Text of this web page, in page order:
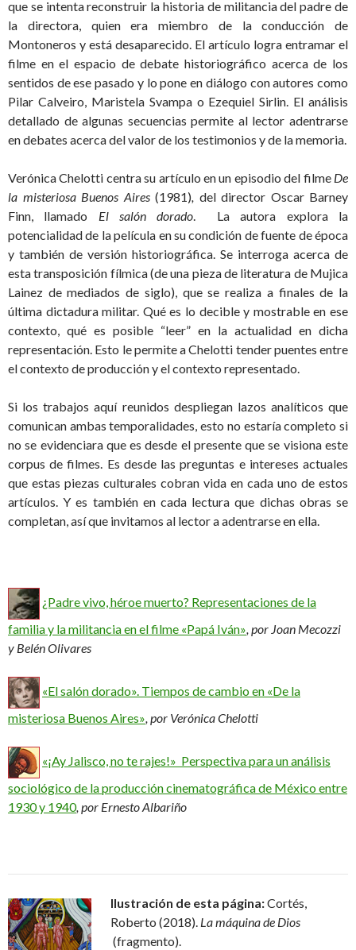
que se intenta reconstruir la historia de militancia del padre de
la directora, quien era miembro de la conducción de
Montoneros y está desaparecido. El artículo logra entramar el
filme en el espacio de debate historiográfico acerca de los
sentidos de ese pasado y lo pone en diálogo con autores como
Pilar Calveiro, Maristela Svampa o Ezequiel Sirlin. El análisis
detallado de algunas secuencias permite al lector adentrarse
en debates acerca del valor de los testimonios y de la memoria.
Verónica Chelotti centra su artículo en un episodio del filme De
la misteriosa Buenos Aires (1981), del director Oscar Barney
Finn, llamado El salón dorado. La autora explora la
potencialidad de la película en su condición de fuente de época
y también de versión historiográfica. Se interroga acerca de
esta transposición fílmica (de una pieza de literatura de Mujica
Lainez de mediados de siglo), que se realiza a finales de la
última dictadura militar. Qué es lo decible y mostrable en ese
contexto, qué es posible “leer” en la actualidad en dicha
representación. Esto le permite a Chelotti tender puentes entre
el contexto de producción y el contexto representado.
Si los trabajos aquí reunidos despliegan lazos analíticos que
comunican ambas temporalidades, esto no estaría completo si
no se evidenciara que es desde el presente que se visiona este
corpus de filmes. Es desde las preguntas e intereses actuales
que estas piezas culturales cobran vida en cada uno de estos
artículos. Y es también en cada lectura que dichas obras se
completan, así que invitamos al lector a adentrarse en ella.
¿Padre vivo, héroe muerto? Representaciones de la
familia y la militancia en el filme «Papá Iván», por Joan Mecozzi
y Belén Olivares
«El salón dorado». Tiempos de cambio en «De la
misteriosa Buenos Aires», por Verónica Chelotti
«¡Ay Jalisco, no te rajes!» Perspectiva para un análisis
sociológico de la producción cinematográfica de México entre
1930 y 1940, por Ernesto Albariño
Ilustración de esta página:Cortés,
Roberto (2018). La máquina de Dios
(fragmento).